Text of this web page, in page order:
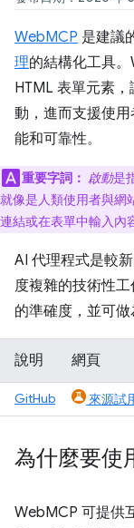
WebMCP 是建議
理的結構化工具
HTML 表單元素
動，進而支援使
能和可靠性。
重要字詞： 啟動是
就像是人類使用者與網
連結或在表單中輸入內
AI 代理程式是較
度複雜的技術性
的準確度，並可做
說明 網頁
GitHub 來源試
為什麼要使
WebMCP 可提供